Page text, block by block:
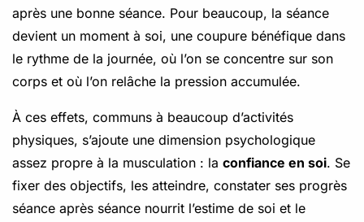
après une bonne séance. Pour beaucoup, la séance
devient un moment à soi, une coupure bénéfique dans
le rythme de la journée, où l’on se concentre sur son
corps et où l’on relâche la pression accumulée.
À ces effets, communs à beaucoup d’activités
physiques, s’ajoute une dimension psychologique
assez propre à la musculation : la confiance en soi. Se
fixer des objectifs, les atteindre, constater ses progrès
séance après séance nourrit l’estime de soi et le